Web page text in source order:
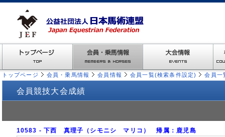
トップページ 会員・乗馬情報 会員情報 会員一覧(検索条件設定) 会員一
会員競技大会成績
10583 - 下西 真理子（シモニシ マリコ） 帰属：鹿児島